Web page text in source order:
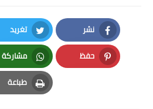
نشر
Facebook
تغريد
Twitter
حفظ
Pinterest
مشاركة
Whatsapp
طباعة
Print